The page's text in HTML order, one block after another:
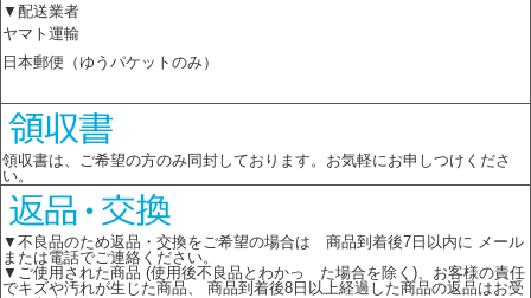
▼配送業者
ヤマト運輸
日本郵便（ゆうパケットのみ）
領収書は、ご希望の方のみ同封しております。お気軽にお申しつけくださ
い。
▼不良品のため返品・交換をご希望の場合は 商品到着後7日以内に メール
または電話でご連絡ください。
▼ご使用された商品 (使用後不良品とわかっ た場合を除く)、お客様の責任
でキズや汚れが生じた商品、 商品到着後8日以上経過した商品の返品はお受